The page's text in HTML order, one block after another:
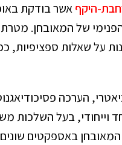
היקףאשר בודקת
של המאובחן.
על שאלות ספציפיות,
הערכה
וייחודי, בעל השלכות
באספקטים שונים